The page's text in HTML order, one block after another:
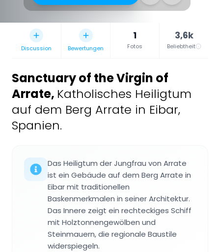
Discussion Bewertungen
1
Fotos
3,6k
Beliebtheit
Sanctuary of the Virgin of
Arrate, Katholisches Heiligtum
auf dem Berg Arrate in Eibar,
Spanien.
Das Heiligtum der Jungfrau von Arrate
ist ein Gebäude auf dem Berg Arrate in
Eibar mit traditionellen
Baskenmerkmalen in seiner Architektur.
Das Innere zeigt ein rechteckiges Schiff
mit Holztonnengewölben und
Steinmauern, die regionale Baustile
widerspiegeln.